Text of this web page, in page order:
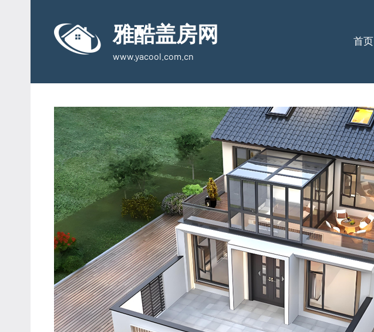
content
雅酷盖房网
www.yacool.com.cn
首页